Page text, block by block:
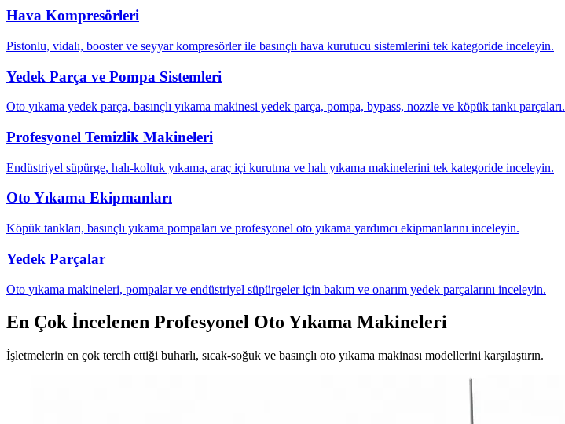
Hava Kompresörleri
Pistonlu, vidalı, booster ve seyyar kompresörler ile basınçlı hava kurutucu sistemlerini tek kategoride inceleyin.
Yedek Parça ve Pompa Sistemleri
Oto yıkama yedek parça, basınçlı yıkama makinesi yedek parça, pompa, bypass, nozzle ve köpük tankı parçaları.
Profesyonel Temizlik Makineleri
Endüstriyel süpürge, halı-koltuk yıkama, araç içi kurutma ve halı yıkama makinelerini tek kategoride inceleyin.
Oto Yıkama Ekipmanları
Köpük tankları, basınçlı yıkama pompaları ve profesyonel oto yıkama yardımcı ekipmanlarını inceleyin.
Yedek Parçalar
Oto yıkama makineleri, pompalar ve endüstriyel süpürgeler için bakım ve onarım yedek parçalarını inceleyin.
En Çok İncelenen Profesyonel Oto Yıkama Makineleri
İşletmelerin en çok tercih ettiği buharlı, sıcak-soğuk ve basınçlı oto yıkama makinası modellerini karşılaştırın.